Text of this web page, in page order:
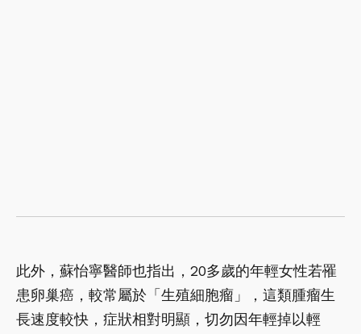
此外，蘇怡寧醫師也指出，20多歲的年輕女性若罹
患卵巢癌，較常屬於「生殖細胞瘤」，這類腫瘤生
長速度較快，症狀相對明顯，切勿因年輕掉以輕